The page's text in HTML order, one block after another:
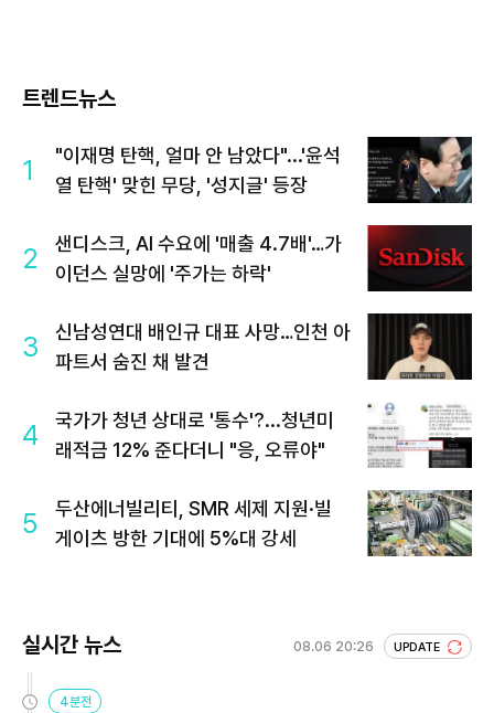
트렌드뉴스
1
"이재명 탄핵, 얼마 안 남았다"...'윤석
열 탄핵' 맞힌 무당, '성지글' 등장
2
샌디스크, AI 수요에 '매출 4.7배'…가
이던스 실망에 '주가는 하락'
3
신남성연대 배인규 대표 사망…인천 아
파트서 숨진 채 발견
4
국가가 청년 상대로 '통수'?...청년미
래적금 12% 준다더니 "응, 오류야"
5
두산에너빌리티, SMR 세제 지원·빌
게이츠 방한 기대에 5%대 강세
실시간 뉴스 08.06 20:26 UPDATE
4분전